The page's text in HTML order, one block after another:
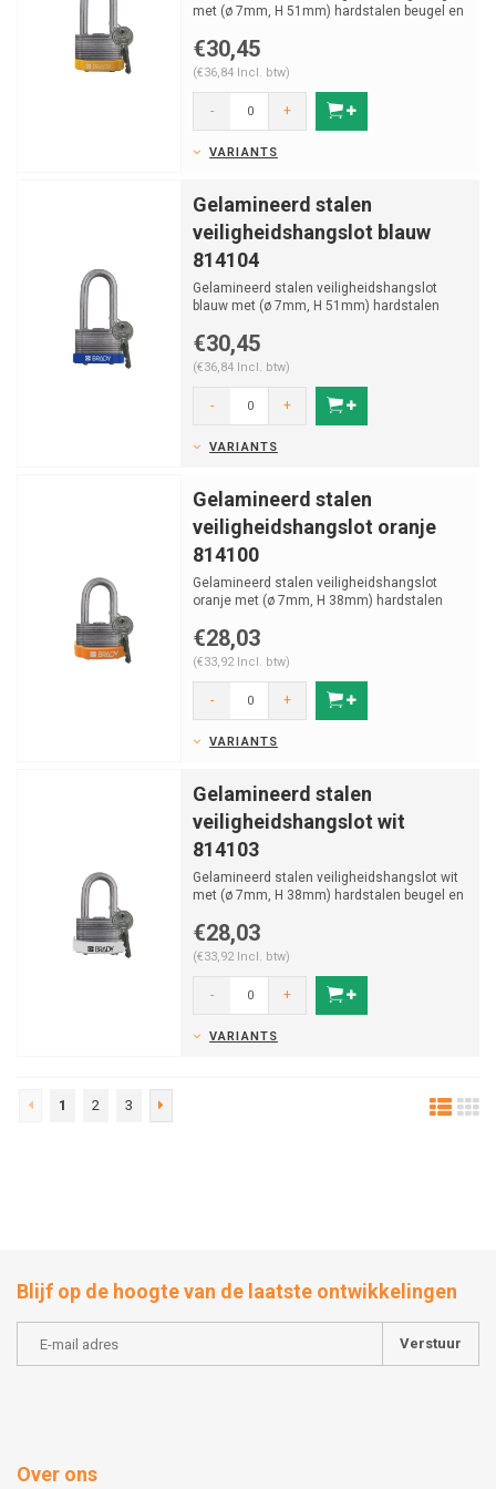
met (ø 7mm, H 51mm) hardstalen beugel en
€30,45
(€36,84 Incl. btw)
- +
VARIANTS
Gelamineerd stalen
veiligheidshangslot blauw
814104
Gelamineerd stalen veiligheidshangslot
blauw met (ø 7mm, H 51mm) hardstalen
€30,45
(€36,84 Incl. btw)
- +
VARIANTS
Gelamineerd stalen
veiligheidshangslot oranje
814100
Gelamineerd stalen veiligheidshangslot
oranje met (ø 7mm, H 38mm) hardstalen
€28,03
(€33,92 Incl. btw)
- +
VARIANTS
Gelamineerd stalen
veiligheidshangslot wit
814103
Gelamineerd stalen veiligheidshangslot wit
met (ø 7mm, H 38mm) hardstalen beugel en
€28,03
(€33,92 Incl. btw)
- +
VARIANTS
1 2 3
Blijf op de hoogte van de laatste ontwikkelingen
Verstuur
Over ons